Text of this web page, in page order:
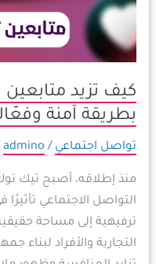
كيف تزيد
بطريقة آمنة
تواصل اجتماعي /
admino
التواصل الاجتماعي
ترفيهية إلى مساحة
التجارية والأفراد